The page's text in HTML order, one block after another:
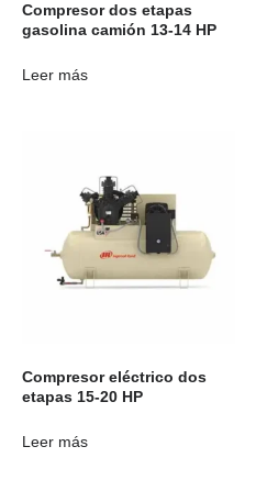
Compresor dos etapas
gasolina camión 13-14 HP
Leer más
Compresor eléctrico dos
etapas 15-20 HP
Leer más